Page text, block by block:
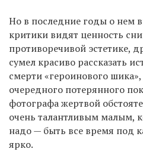
Но в последние годы о нем
критики видят ценность
противоречивой эстетике,
сумел красиво рассказать
смерти «героинового
очередного потерянного
фотографа жертвой
очень талантливым малым,
надо — быть все время под
ярко.